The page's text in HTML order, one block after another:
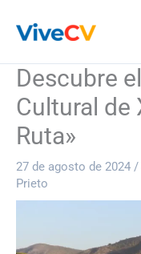
contenido
Descubre
Cultural de
Ruta»
27 de agosto de 2024 /
Prieto